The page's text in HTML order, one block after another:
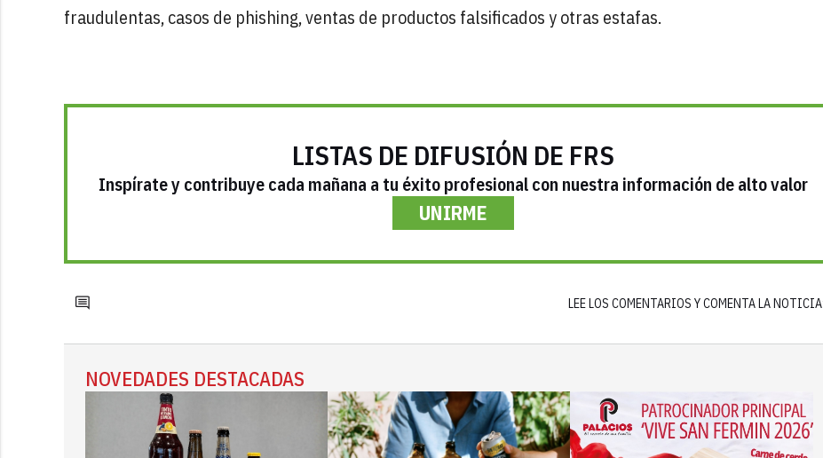
fraudulentas, casos de phishing, ventas de productos falsificados y otras estafas.
LISTAS DE DIFUSIÓN DE FRS
Inspírate y contribuye cada mañana a tu éxito profesional con nuestra información de alto valor
UNIRME
LEE LOS COMENTARIOS Y COMENTA LA NOTICIA
NOVEDADES DESTACADAS